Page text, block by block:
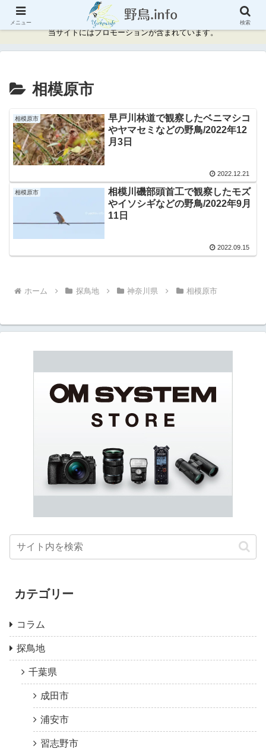
神奈川県周辺の野鳥情報と記録
当サイトにはプロモーションが含まれています。
相模原市
相模原市
早戸川林道で観察したベニマシコ
やヤマセミなどの野鳥/2022年12
月3日
2022.12.21
相模原市
相模川磯部頭首工で観察したモズ
やイソシギなどの野鳥/2022年9月
11日
2022.09.15
ホーム 探鳥地 神奈川県 相模原市
カテゴリー
コラム
探鳥地
千葉県
成田市
浦安市
習志野市
メニュー 検索